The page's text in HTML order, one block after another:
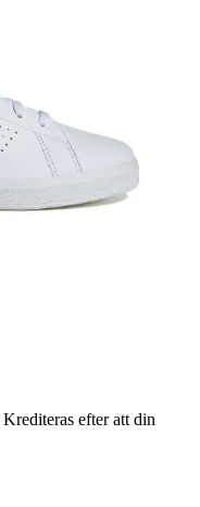
Krediteras efter att din